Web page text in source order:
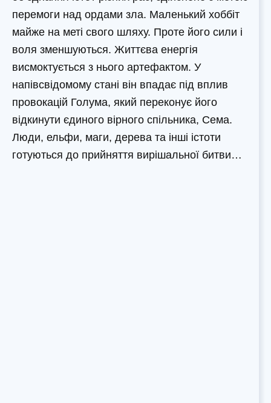
перемоги над ордами зла. Маленький хоббіт
майже на меті свого шляху. Проте його сили і
воля зменшуються. Життєва енергія
висмоктується з нього артефактом. У
напівсвідомому стані він впадає під вплив
провокацій Голума, який переконує його
відкинути єдиного вірного спільника, Сема.
Люди, ельфи, маги, дерева та інші істоти
готуються до прийняття вирішальної битви…